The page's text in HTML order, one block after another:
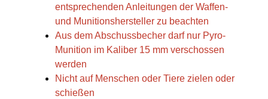
entsprechenden Anleitungen der Waffen-
und Munitionshersteller zu beachten
Aus dem Abschussbecher darf nur Pyro-
Munition im Kaliber 15 mm verschossen
werden
Nicht auf Menschen oder Tiere zielen oder
schießen